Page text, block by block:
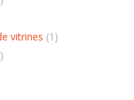
vitrines (1)